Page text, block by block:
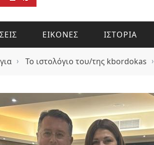
ΕΙΚΟΝΕΣ ΙΣΤΟΡΙΑ
› Το ιστολόγιο του/της kbordokas ›